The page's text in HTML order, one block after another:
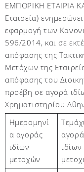
ΕΜΠΟΡΙΚΗ ΕΤΑΙΡΙΑ
Εταιρεία)
εφαρμογή των
596/2014, και σε
απόφασης της
Μετόχων της
απόφασης του
προέβη σε αγορά
Χρηματιστηρίου
Ημερομηνί
α αγοράς
ιδίων
μετοχών
ιδίων